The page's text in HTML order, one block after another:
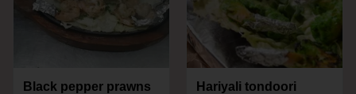
Black pepper prawns
Hariyali tondoori